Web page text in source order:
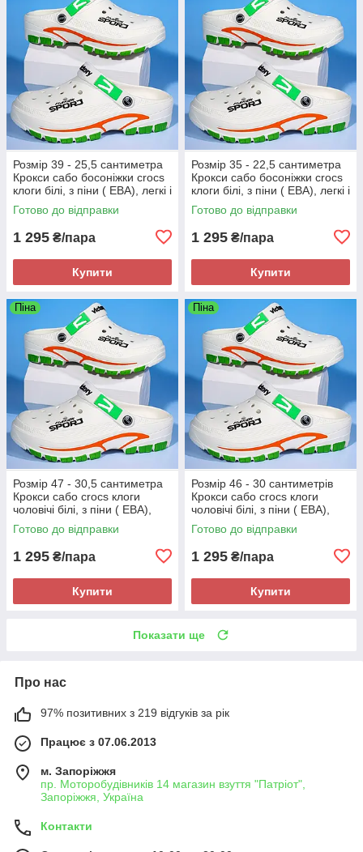
Розмір 39 - 25,5 сантиметра
Крокси сабо босоніжки crocs
клоги білі, з піни ( ЕВА), легкі і
зручні
Готово до відправки
1 295 ₴/пара
Купити
Розмір 35 - 22,5 сантиметра
Крокси сабо босоніжки crocs
клоги білі, з піни ( ЕВА), легкі і
зручні
Готово до відправки
1 295 ₴/пара
Купити
Піна
Розмір 47 - 30,5 сантиметра
Крокси сабо crocs клоги
чоловічі білі, з піни ( ЕВА),
легкі і зручні
Готово до відправки
1 295 ₴/пара
Купити
Піна
Розмір 46 - 30 сантиметрів
Крокси сабо crocs клоги
чоловічі білі, з піни ( ЕВА),
легкі і зручні
Готово до відправки
1 295 ₴/пара
Купити
Показати ще
Про нас
97% позитивних з 219 відгуків за рік
Працює з 07.06.2013
м. Запоріжжя
пр. Моторобудівників 14 магазин взуття "Патріот",
Запоріжжя, Україна
Контакти